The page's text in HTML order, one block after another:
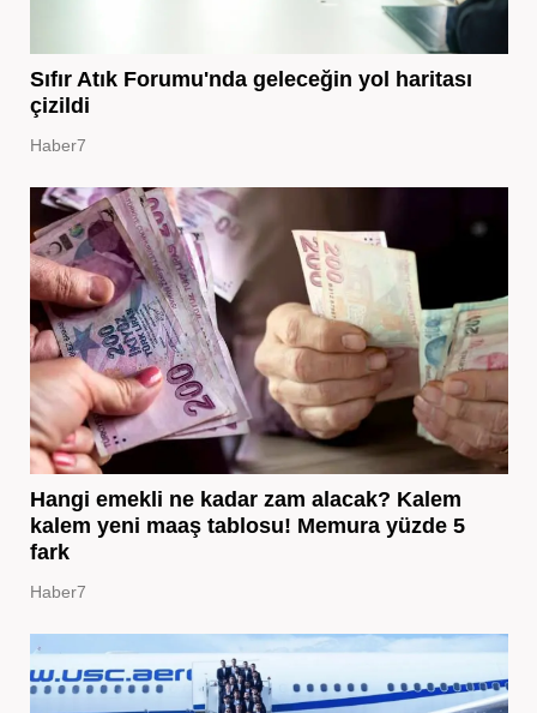
Sıfır Atık Forumu'nda geleceğin yol haritası
çizildi
Haber7
Hangi emekli ne kadar zam alacak? Kalem
kalem yeni maaş tablosu! Memura yüzde 5
fark
Haber7